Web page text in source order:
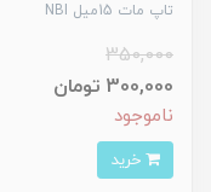
تاپ مات 15ميل NBI
350,000
300,000 تومان
ناموجود